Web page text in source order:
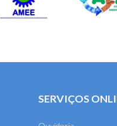
SERVIÇOS